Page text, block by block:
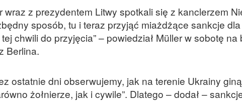
wraz z prezydentem Litwy spotkali się z kanclerzem
sposób, tu i teraz przyjąć miażdżące sankcje
chwili do przyjęcia” – powiedział Müller w sobotę
Berlina.
ostatnie dni obserwujemy, jak na terenie Ukrainy
żołnierze, jak i cywile”. Dlatego – dodał –